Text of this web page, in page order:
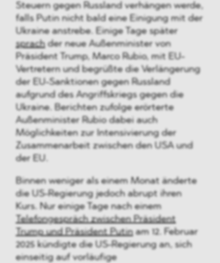
Steuern gegen Russland verhängen werde,
falls Putin nicht bald eine Einigung mit der
Ukraine anstrebe. Einige Tage später
sprachder neue Außenminister von
Präsident Trump, Marco Rubio, mit EU-
Vertretern und begrüßte die Verlängerung
der EU-Sanktionen gegen Russland
aufgrund des Angriffskriegs gegen die
Ukraine. Berichten zufolge erörterte
Außenminister Rubio dabei auch
Möglichkeiten zur Intensivierung der
Zusammenarbeit zwischen den USA und
der EU.
Binnen weniger als einem Monat änderte
die US-Regierung jedoch abrupt ihren
Kurs. Nur einige Tage nach einem
Telefongespräch zwischen Präsident
Trump und Präsident Putinam 12. Februar
2025 kündigte die US-Regierung an, sich
einseitig auf vorläufige